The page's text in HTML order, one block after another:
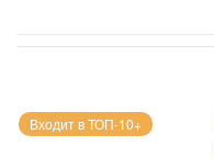
Входит в ТОП-10+